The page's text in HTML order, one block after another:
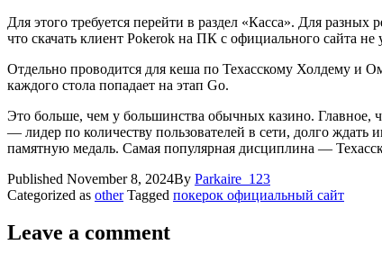
Для этого требуется перейти в раздел «Касса». Для
что скачать клиент Pokerok на ПК с официального сайта не
Отдельно проводится для кеша по Техасскому Холдему и
каждого стола попадает на этап Go.
Это больше, чем у большинства обычных казино. Главное,
— лидер по количеству пользователей в сети, долго
памятную медаль. Самая популярная дисциплина —
Published November 8, 2024By Parkaire_123
Categorized as other Tagged покерок официальный сайт
Leave a comment